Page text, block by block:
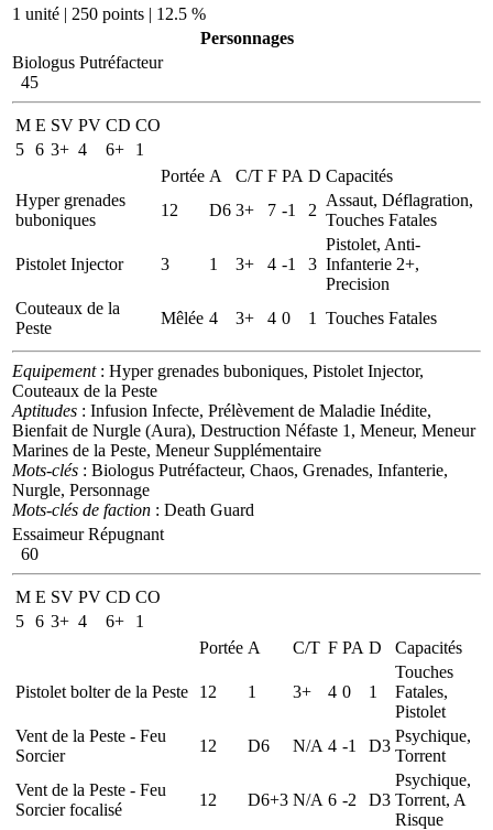
1 unité | 250 points | 12.5 %
Personnages
Biologus Putréfacteur
45
M E SV PV CD CO
5 6 3+ 4 6+
1
Portée A C/T F PA D Capacités
Hyper grenades
buboniques
12 D6 3+ 7 -1 2
Assaut, Déflagration,
Touches Fatales
Pistolet Injector 3 1 3+ 4 -1 3
Pistolet, Anti-
Infanterie 2+,
Precision
Couteaux de la
Peste
Mêlée 4 3+ 4 0 1 Touches Fatales
Equipement: Hyper grenades buboniques, Pistolet Injector,
Couteaux de la Peste
Aptitudes : Infusion Infecte, Prélèvement de Maladie Inédite,
Bienfait de Nurgle (Aura), Destruction Néfaste 1, Meneur, Meneur
Marines de la Peste, Meneur Supplémentaire
Mots-clés : Biologus Putréfacteur, Chaos, Grenades, Infanterie,
Nurgle, Personnage
Mots-clés de faction : Death Guard
Essaimeur Répugnant
60
M E SV PV CD CO
5 6 3+ 4 6+
1
Portée A C/T F PA D Capacités
Pistolet bolter de la Peste 12 1 3+ 4 0 1
Touches
Fatales,
Pistolet
Vent de la Peste - Feu
Sorcier
12 D6 N/A 4 -1 D3
Psychique,
Torrent
Vent de la Peste - Feu
Sorcier focalisé
12 D6+3 N/A 6 -2 D3
Psychique,
Torrent, A
Risque